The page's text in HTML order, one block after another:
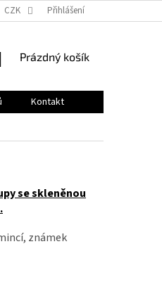
ZNAČKY
CZK Přihlášení
NÁKUPNÍ
Prázdný košík
Kontakt
se skleněnou
známek